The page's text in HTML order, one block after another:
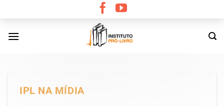
content
IPL NA MÍDIA